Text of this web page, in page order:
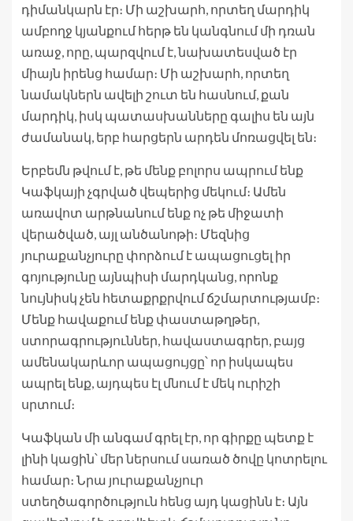
դիմանկարն էր։ Մի աշխարհ, որտեղ մարդիկ
ամբողջ կյանքում հերթ են կանգնում մի դռան
առաջ, որը, պարզվում է, նախատեսված էր
միայն իրենց համար։ Մի աշխարհ, որտեղ
նամակներն ավելի շուտ են հասնում, քան
մարդիկ, իսկ պատասխանները գալիս են այն
ժամանակ, երբ հարցերն արդեն մոռացվել են։
Երբեմն թվում է, թե մենք բոլորս ապրում ենք
Կաֆկայի չգրված վեպերից մեկում։ Ամեն
առավոտ արթնանում ենք ոչ թե միջատի
վերածված, այլ անծանոթի։ Մեզնից
յուրաքանչյուրը փորձում է ապացուցել իր
գոյությունը այնպիսի մարդկանց, որոնք
նույնիսկ չեն հետաքրքրվում ճշմարտությամբ։
Մենք հավաքում ենք փաստաթղթեր,
ստորագրություններ, հավաստագրեր, բայց
ամենակարևոր ապացույցը՝ որ իսկապես
ապրել ենք, այդպես էլ մնում է մեկ ուրիշի
սրտում։
Կաֆկան մի անգամ գրել էր, որ գիրքը պետք է
լինի կացին՝ մեր ներսում սառած ծովը կոտրելու
համար։ Նրա յուրաքանչյուր
ստեղծագործություն հենց այդ կացինն է։ Այն